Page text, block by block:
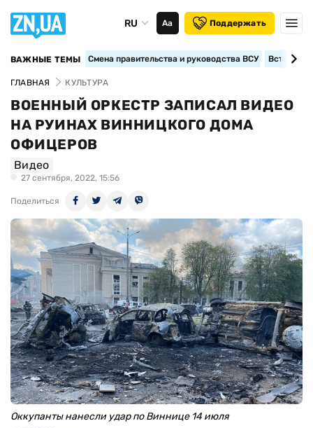
RU Аа Поддержать
ВАЖНЫЕ ТЕМЫ Смена правительства и руководства ВСУ
ГЛАВНАЯ КУЛЬТУРА
ВОЕННЫЙ ОРКЕСТР ЗАПИСАЛ ВИДЕО
НА РУИНАХ ВИННИЦКОГО ДОМА
ОФИЦЕРОВ
Видео
27 сентября, 2022, 15:56
Поделиться
Оккупанты нанесли удар по Виннице 14 июля